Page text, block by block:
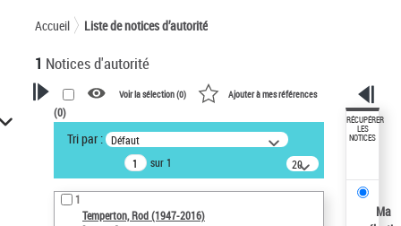
Accueil Liste de notices d’autorité
1 Notices d'autorité
VOTRE RECHERCHE
Recherche avancée dans les
notices d’autorité
Œuvres liées à l'auteur :
Temperton, Rod (1947-2016)
Voir la sélection (0) Ajouter à mes références
(0)
Tri par : Défaut
sur 1
20
résultats/page
1
Temperton, Rod (1947-2016)
RÉCUPÉRER
LES
NOTICES
Ma